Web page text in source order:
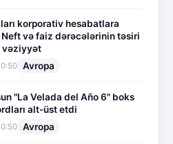
korporativ hesabatlara
Neft və faiz dərəcələrinin təsiri
vəziyyət
Avropa
"La Velada del Año 6" boks
alt-üst etdi
Avropa